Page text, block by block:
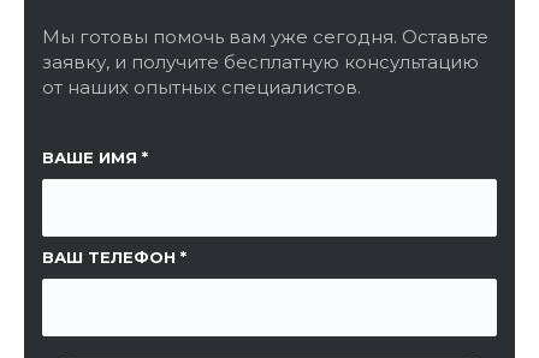
Мы готовы помочь вам уже сегодня. Оставьте
заявку, и получите бесплатную консультацию
от наших опытных специалистов.
ВАШЕ ИМЯ
ВАШ ТЕЛЕФОН
ССЫЛКА НА СТРАНИЦУ